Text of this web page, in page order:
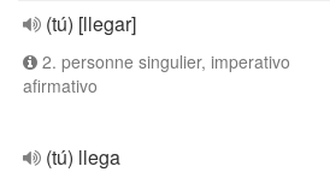
(tú) [llegar]
2. personne singulier, imperativo
afirmativo
(tú) llega